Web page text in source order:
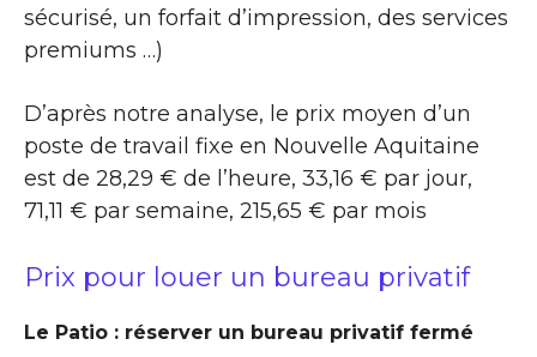
sécurisé, un forfait d’impression, des services
premiums …)
D’après notre analyse, le prix moyen d’un
poste de travail fixe en Nouvelle Aquitaine
est de 28,29 € de l’heure, 33,16 € par jour,
71,11 € par semaine, 215,65 € par mois
Prix pour louer un bureau privatif
Le Patio : réserver un bureau privatif fermé